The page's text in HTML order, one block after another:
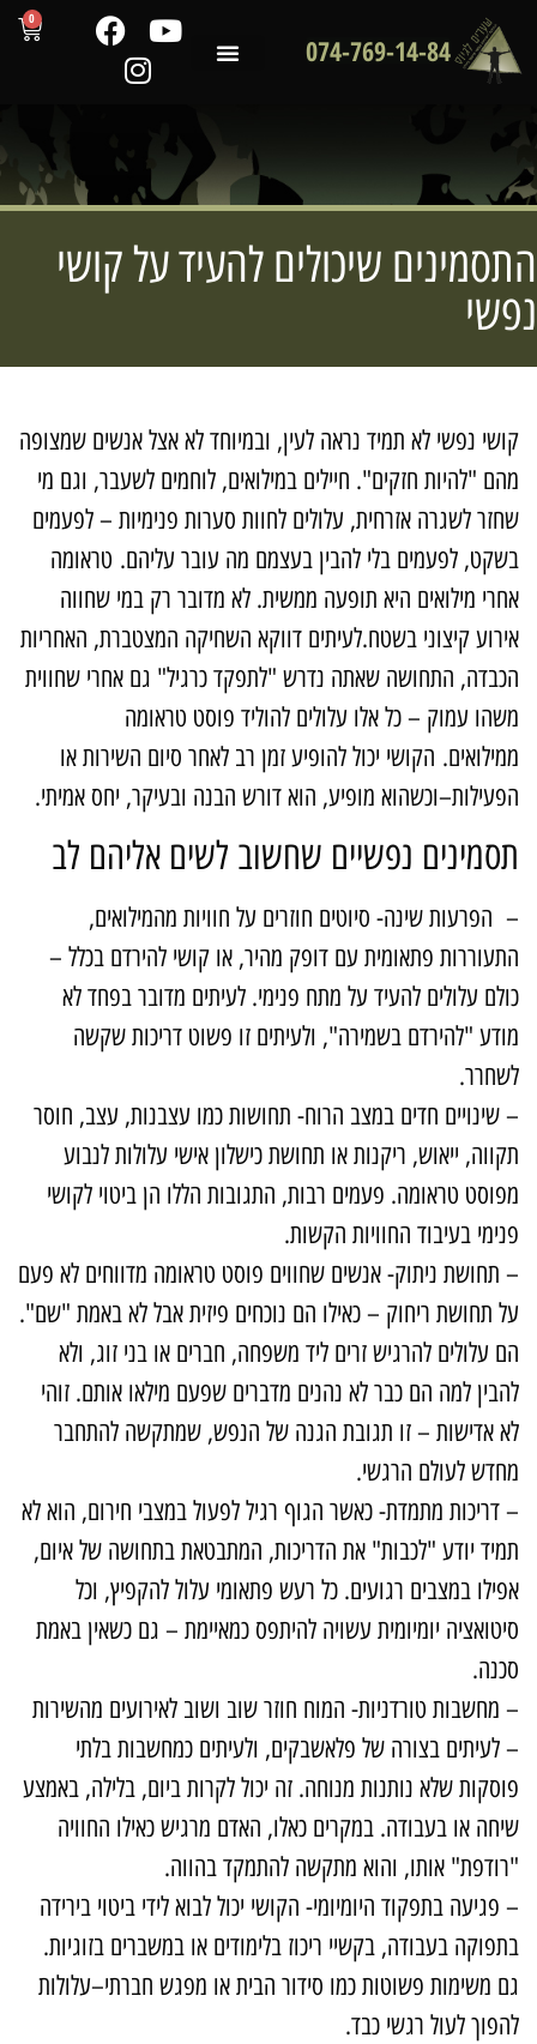
074-769-14-84
שיכולים להעיד על קושי
נפשי לא תמיד נראה לעין, ובמיוחד לא אצל אנשים שמצופה
"להיות חזקים". חיילים במילואים, לוחמים לשעבר, וגם מי
לשגרה אזרחית, עלולים לחוות סערות פנימיות – לפעמים
לפעמים בלי להבין בעצמם מה עובר עליהם. טראומה
מילואים היא תופעה ממשית. לא מדובר רק במי שחווה
קיצוני בשטח.לעיתים דווקא השחיקה המצטברת, האחריות
התחושה שאתה נדרש "לתפקד כרגיל" גם אחרי שחווית
עמוק – כל אלו עלולים להוליד פוסט טראומה
הקושי יכול להופיע זמן רב לאחר סיום השירות או
מופיע, הוא דורש הבנה ובעיקר, יחס אמיתי.
נפשיים שחשוב לשים אליהם לב
הפרעות שינה- סיוטים חוזרים על חוויות מהמילואים,
פתאומית עם דופק מהיר, או קושי להירדם בכלל –
עלולים להעיד על מתח פנימי. לעיתים מדובר בפחד לא
"להירדם בשמירה", ולעיתים זו פשוט דריכות שקשה
שינויים חדים במצב הרוח- תחושות כמו עצבנות, עצב, חוסר
ייאוש, ריקנות או תחושת כישלון אישי עלולות לנבוע
טראומה. פעמים רבות, התגובות הללו הן ביטוי לקושי
בעיבוד החוויות הקשות.
תחושת ניתוק- אנשים שחווים פוסט טראומה מדווחים לא פעם
תחושת ריחוק – כאילו הם נוכחים פיזית אבל לא באמת "שם".
עלולים להרגיש זרים ליד משפחה, חברים או בני זוג, ולא
למה הם כבר לא נהנים מדברים שפעם מילאו אותם. זוהי
אדישות – זו תגובת הגנה של הנפש, שמתקשה להתחבר
לעולם הרגשי.
דריכות מתמדת- כאשר הגוף רגיל לפעול במצבי חירום, הוא לא
יודע "לכבות" את הדריכות, המתבטאת בתחושה של איום,
במצבים רגועים. כל רעש פתאומי עלול להקפיץ, וכל
יומיומית עשויה להיתפס כמאיימת – גם כשאין באמת
מחשבות טורדניות- המוח חוזר שוב ושוב לאירועים מהשירות
לעיתים בצורה של פלאשבקים, ולעיתים כמחשבות בלתי
שלא נותנות מנוחה. זה יכול לקרות ביום, בלילה, באמצע
או בעבודה. במקרים כאלו, האדם מרגיש כאילו החוויה
אותו, והוא מתקשה להתמקד בהווה.
פגיעה בתפקוד היומיומי- הקושי יכול לבוא לידי ביטוי בירידה
בעבודה, בקשיי ריכוז בלימודים או במשברים בזוגיות.
משימות פשוטות כמו סידור הבית או מפגש חברתי–עלולות
לעול רגשי כבד.